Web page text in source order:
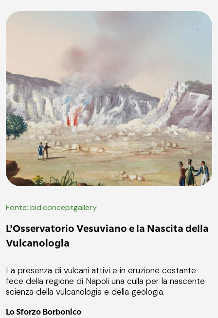
Fonte: bid.conceptgallery
L’Osservatorio Vesuviano e la Nascita della
Vulcanologia
La presenza di vulcani attivi e in eruzione costante
fece della regione di Napoli una culla per la nascente
scienza della vulcanologia e della geologia.
Lo Sforzo Borbonico